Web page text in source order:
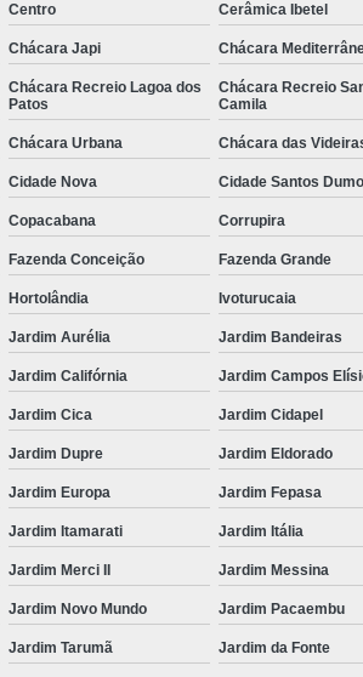
Centro Cerâmica Ibetel
Chácara Japi Chácara
Chácara Recreio Lagoa dos
Patos
Chácara Recreio
Camila
Chácara Urbana Chácara das
Cidade Nova Cidade Santos
Copacabana Corrupira
Fazenda Conceição Fazenda Grande
Hortolândia Ivoturucaia
Jardim Aurélia Jardim Bandeiras
Jardim Califórnia Jardim Campos
Jardim Cica Jardim Cidapel
Jardim Dupre Jardim Eldorado
Jardim Europa Jardim Fepasa
Jardim Itamarati Jardim Itália
Jardim Merci II Jardim Messina
Jardim Novo Mundo Jardim Pacaembu
Jardim Tarumã Jardim da Fonte